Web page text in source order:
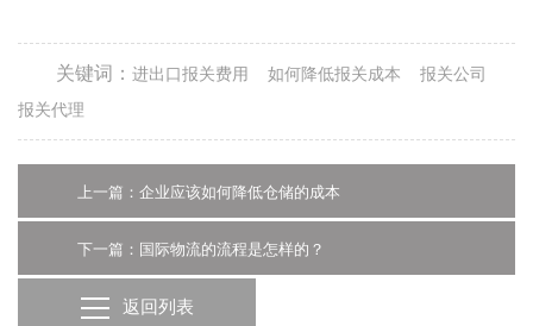
关键词： 进出口报关费用 如何降低报关成本
报关公司
报关代理
上一篇：企业应该如何降低仓储的成本
下一篇：国际物流的流程是怎样的？
返回列表